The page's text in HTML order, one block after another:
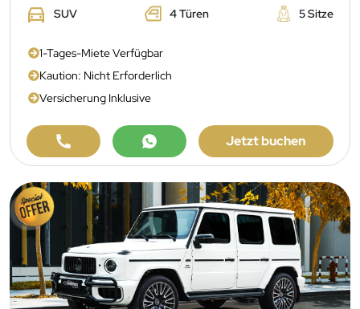
SUV 4 Türen 5 Sitze
1-Tages-Miete Verfügbar
Kaution: Nicht Erforderlich
Versicherung Inklusive
Jetzt buchen